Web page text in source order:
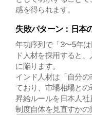
感を得られます。
失敗パターン：日本
年功序列で「3〜5年
ド人材を採用すると
に陥ります。
インド人材は「自分
ており、市場相場との
昇給ルールを日本人
制度自体を見直すかの